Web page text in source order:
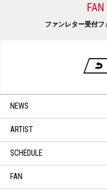
ファンレター受付
NEWS
ARTIST
SCHEDULE
FAN